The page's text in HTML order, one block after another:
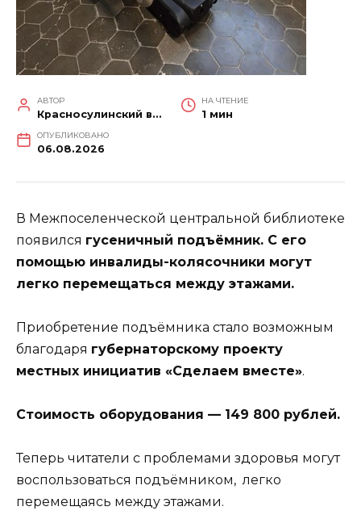
АВТОР
Красносулинский вестник
НА ЧТЕНИЕ
1 мин
ОПУБЛИКОВАНО
06.08.2026
В Межпоселенческой центральной библиотеке
появился гусеничный подъёмник. С его
помощью инвалиды-колясочники могут
легко перемещаться между этажами.
Приобретение подъёмника стало возможным
благодаря губернаторскому проекту
местных инициатив «Сделаем вместе».
Стоимость оборудования — 149 800 рублей.
Теперь читатели с проблемами здоровья могут
воспользоваться подъёмником, легко
перемещаясь между этажами.